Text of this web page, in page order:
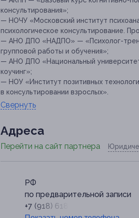
консультирования»;
— НОЧУ «Московский институт
психологическое консультирование.
— АНО ДПО «НАДПО» — «Психолог-
групповой работы и обучения»;
— АНО ДПО «Национальный
коучинг»;
— НОУ «Институт позитивных
в консультировании взрослых».
Свернуть
Адресa
Перейти на сайт партнера
РФ
по предварительной записи
+7 (918) 618-79-95